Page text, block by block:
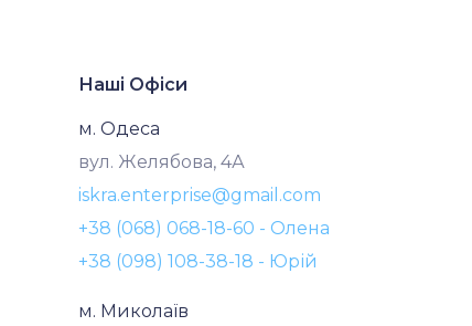
Наші Офіси
м. Одеса
вул. Желябова, 4А
iskra.enterprise@gmail.com
+38 (068) 068-18-60 - Олена
+38 (098) 108-38-18 - Юрій
м. Миколаїв